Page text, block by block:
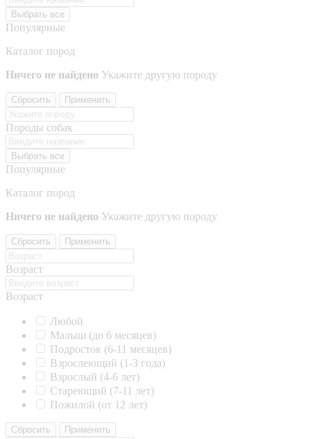
Выбрать все
Популярные
Каталог пород
Ничего не найдено Укажите другую породу
Сбросить Применить
Породы собак
Выбрать все
Популярные
Каталог пород
Ничего не найдено Укажите другую породу
Сбросить Применить
Возраст
Возраст
Любой
Малыш (до 6 месяцев)
Подросток (6-11 месяцев)
Взрослеющий (1-3 года)
Взрослый (4-6 лет)
Стареющий (7-11 лет)
Пожилой (от 12 лет)
Сбросить Применить